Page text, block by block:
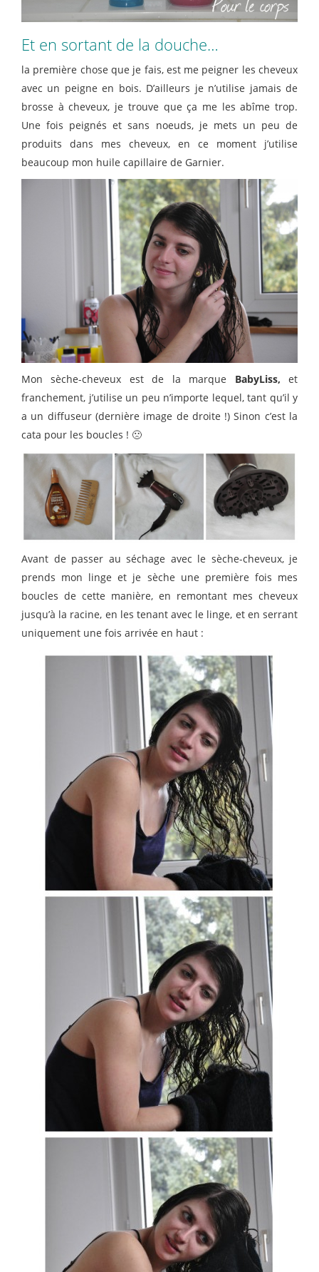
Et en sortant de la douche…
la première chose que je fais, est me peigner les cheveux
avec un peigne en bois. D’ailleurs je n’utilise jamais de
brosse à cheveux, je trouve que ça me les abîme trop.
Une fois peignés et sans noeuds, je mets un peu de
produits dans mes cheveux, en ce moment j’utilise
beaucoup mon huile capillaire de Garnier.
Mon sèche-cheveux est de la marque BabyLiss, et
franchement, j’utilise un peu n’importe lequel, tant qu’il y
a un diffuseur (dernière image de droite !) Sinon c’est la
cata pour les boucles ! 🙁
Avant de passer au séchage avec le sèche-cheveux, je
prends mon linge et je sèche une première fois mes
boucles de cette manière, en remontant mes cheveux
jusqu’à la racine, en les tenant avec le linge, et en serrant
uniquement une fois arrivée en haut :